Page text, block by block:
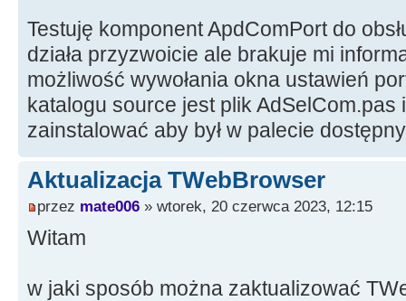
Testuję komponent ApdComPort do
działa przyzwoicie ale brakuje mi
możliwość wywołania okna ustawień
katalogu source jest plik AdSelCom.pas
zainstalować aby był w palecie
Aktualizacja TWebBrowser
przez mate006 » wtorek, 20 czerwca 2023, 12:15
Witam
w jaki sposób można zaktualizować